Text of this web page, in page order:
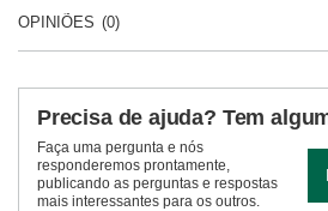
OPINIÕES (0)
Precisa de ajuda? Tem
Faça uma pergunta e nós
responderemos prontamente,
publicando as perguntas e respostas
mais interessantes para os outros.